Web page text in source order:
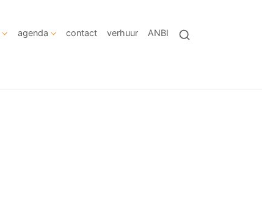
agenda contact verhuur ANBI